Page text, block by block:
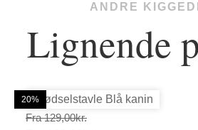
ANDRE
Lignende
20%
Fra 129,00kr.Prisinterval:
20%
20%
20%
20%
20%